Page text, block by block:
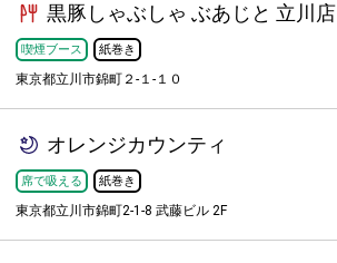
黒豚しゃぶしゃ ぶあじと 立川店
喫煙ブース 紙巻き
東京都立川市錦町２-１-１０
オレンジカウンティ
席で吸える 紙巻き
東京都立川市錦町2-1-8 武藤ビル 2F